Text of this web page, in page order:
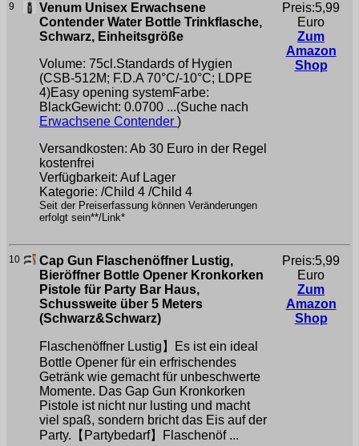
9
Venum Unisex Erwachsene
Contender Water Bottle Trinkflasche,
Schwarz, Einheitsgröße
Volume: 75cl.Standards of Hygien
(CSB-512M; F.D.A 70°C/-10°C; LDPE
4)Easy opening systemFarbe:
BlackGewicht: 0.0700 ...(Suche nach
Erwachsene Contender )
Versandkosten: Ab 30 Euro in der Regel
kostenfrei
Verfügbarkeit: Auf Lager
Kategorie: /Child 4 /Child 4
Seit der Preiserfassung können Veränderungen
erfolgt sein**/Link*
Preis:5,99
Euro
Zum
Amazon
Shop
10
Cap Gun Flaschenöffner Lustig,
Bieröffner Bottle Opener Kronkorken
Pistole für Party Bar Haus,
Schussweite über 5 Meters
(Schwarz&Schwarz)
Flaschenöffner Lustig】Es ist ein ideal
Bottle Opener für ein erfrischendes
Getränk wie gemacht für unbeschwerte
Momente. Das Gap Gun Kronkorken
Pistole ist nicht nur lusting und macht
viel spaß, sondern bricht das Eis auf der
Party.【Partybedarf】Flaschenöf ...
Preis:5,99
Euro
Zum
Amazon
Shop